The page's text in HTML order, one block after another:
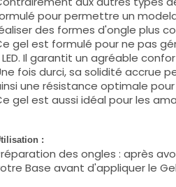
pour permettre un
des formes d'ongle plus
gel est formulé pour ne pas
Il garantit un agréable
fois durci, sa solidité accrue
une résistance optimale
gel est aussi idéal pour les
:
des ongles : après
Base avant d'appliquer le